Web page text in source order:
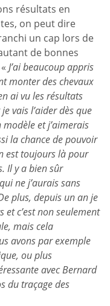
résultats en
on peut dire
un cap lors de
de bonnes
J’ai beaucoup appris
monter des chevaux
ai vu les résultats
vais l’aider dès que
modèle et j’aimerais
la chance de pouvoir
est toujours là pour
Il y a bien sûr
ne j’aurais sans
plus, depuis un an je
c’est non seulement
mais cela
avons par exemple
ou plus
avec Bernard
du traçage des